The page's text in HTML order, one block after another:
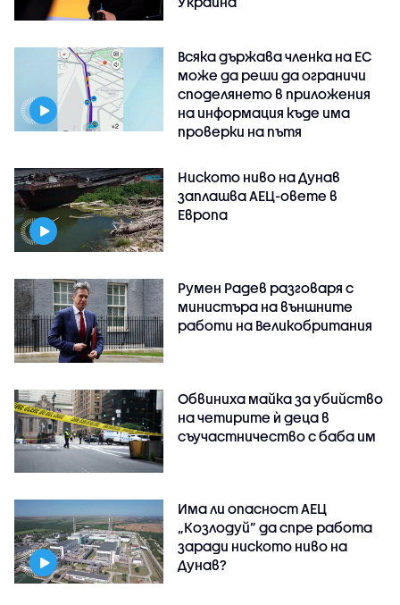
Всяка държава членка на ЕС
може да реши да ограничи
споделянето в приложения
на информация къде има
проверки на пътя
Ниското ниво на Дунав
заплашва АЕЦ-овете в
Европа
Румен Радев разговаря с
министъра на външните
работи на Великобритания
Обвиниха майка за убийство
на четирите ѝ деца в
съучастничество с баба им
Има ли опасност АЕЦ
„Козлодуй” да спре работа
заради ниското ниво на
Дунав?